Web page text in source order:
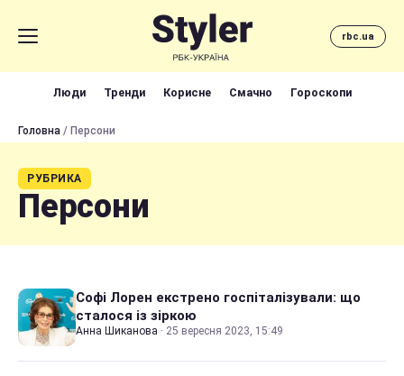
rbc.ua
Люди Тренди Корисне Смачно Гороскопи
Головна / Персони
РУБРИКА
Персони
Софі Лорен екстрено госпіталізували: що
сталося із зіркою
Анна Шиканова · 25 вересня 2023, 15:49